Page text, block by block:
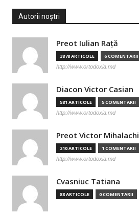
Autorii noștri
Preot Iulian Raţă
3878 ARTICOLE 6 COMENTARII
http://www.ortodoxia.md
Diacon Victor Casian
581 ARTICOLE 5 COMENTARII
http://www.ortodoxia.md
Preot Victor Mihalachi
210 ARTICOLE 1 COMENTARII
http://www.ortodoxia.md
Cvasniuc Tatiana
88 ARTICOLE 0 COMENTARII